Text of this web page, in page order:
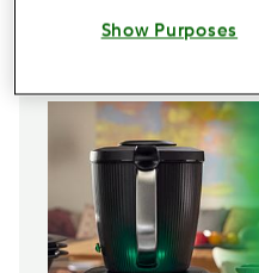
Show Purposes